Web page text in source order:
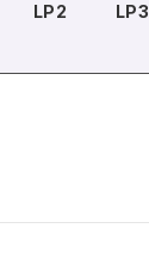
LP2 LP3